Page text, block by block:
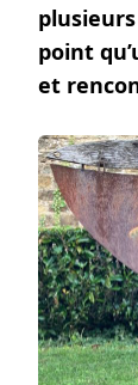
point
et